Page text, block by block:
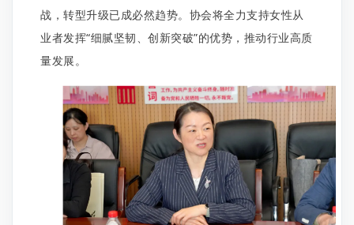
战，转型升级已成必然趋势。协会将全力支持女性从
业者发挥“细腻坚韧、创新突破”的优势，推动行业高质
量发展。